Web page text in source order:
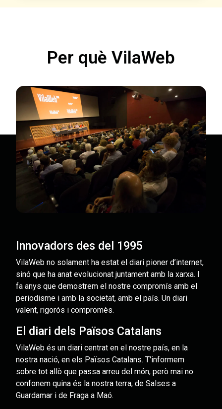
Per què VilaWeb
Innovadors des del 1995
VilaWeb no solament ha estat el diari pioner d’internet,
sinó que ha anat evolucionat juntament amb la xarxa. I
fa anys que demostrem el nostre compromís amb el
periodisme i amb la societat, amb el país. Un diari
valent, rigorós i compromès.
El diari dels Països Catalans
VilaWeb és un diari centrat en el nostre país, en la
nostra nació, en els Països Catalans. T'informem
sobre tot allò que passa arreu del món, però mai no
confonem quina és la nostra terra, de Salses a
Guardamar i de Fraga a Maó.